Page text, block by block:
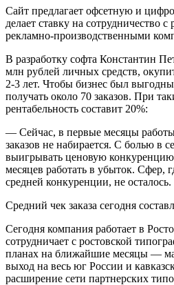
Сайт предлагает офсетную и
делает ставку на сотрудничество
рекламно-производственными
В разработку софта Константин
млн рублей личных средств,
2-3 лет. Чтобы бизнес был
получать около 70 заказов. При
рентабельность составит 20%:
— Сейчас, в первые месяцы
заказов не набирается. С болью в
выигрывать ценовую
месяцев работать в убыток. Сфер,
средней конкуренции, не осталось.
Средний чек заказа сегодня
Сегодня компания работает в
сотрудничает с ростовской
планах на ближайшие месяцы —
выход на весь юг России и
расширение сети партнерских